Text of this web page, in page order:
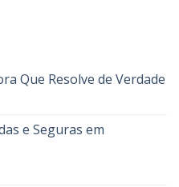
Que Resolve de Verdade
e Seguras em